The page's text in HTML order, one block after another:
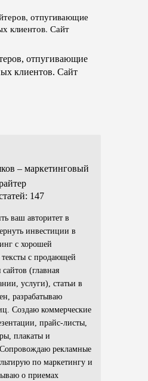
отпугивающие
клиентов. Сайт
– маркетинговый
147
ваш авторитет в
инвестиции в
с хорошей
с продающей
(главная
услуги), статьи в
разрабатываю
Создаю коммерческие
прайс-листы,
плакаты и
рекламные
по маркетингу и
о приемах